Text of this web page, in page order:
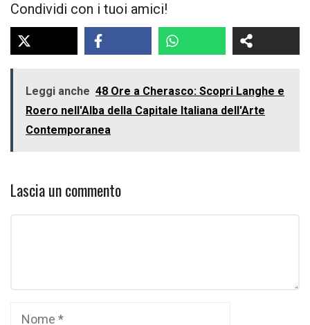
Condividi con i tuoi amici!
Leggi anche 48 Ore a Cherasco: Scopri Langhe e
Roero nell'Alba della Capitale Italiana dell'Arte
Contemporanea
Lascia un commento